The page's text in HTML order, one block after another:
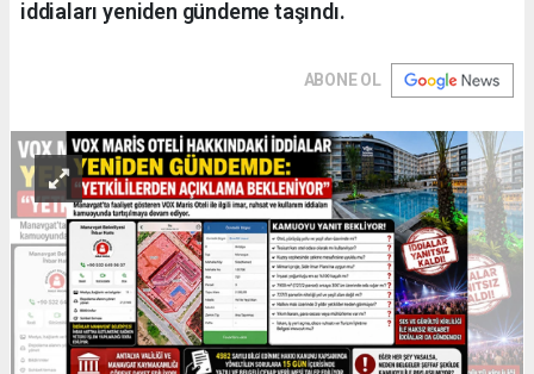
iddiaları yeniden gündeme taşındı.
ABONE OL